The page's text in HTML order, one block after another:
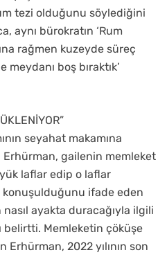
tezi olduğunu söylediğini
aynı bürokratın ‘Rum
rağmen kuzeyde süreç
boş bıraktık’
seyahat makamına
gailenin memleket
laflar edip o laflar
konuşulduğunu ifade eden
ayakta duracağıyla ilgili
belirtti. Memleketin çöküşe
Erhürman, 2022 yılının son